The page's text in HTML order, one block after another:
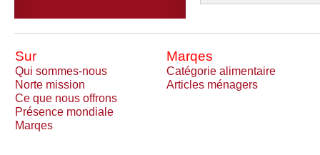
Sur Marqes
Qui sommes-nous
Catégorie alimentaire
Norte mission
Articles ménagers
Ce que nous offrons
Présence mondiale
Marqes